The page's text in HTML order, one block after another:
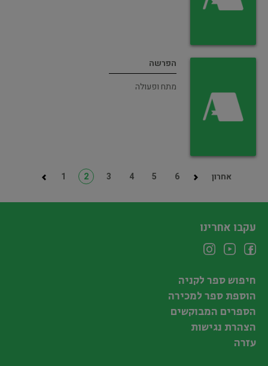
הפרשה
מתח ופעולה
1 2 3 4 5 6 אחרון
עקבו אחרינו
חיפוש ספר לקניה
הוספת ספר למכירה
הספרים המבוקשים
הצהרת נגישות
עזרה